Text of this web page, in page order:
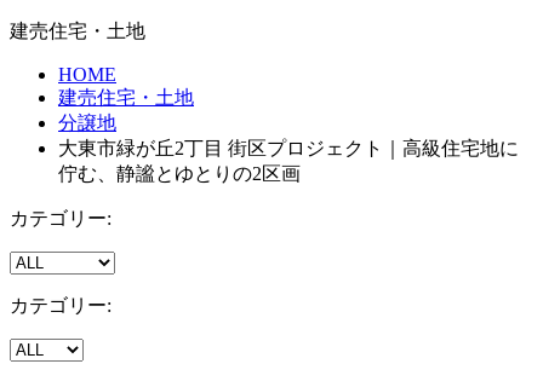
建売住宅・土地
HOME
建売住宅・土地
分譲地
大東市緑が丘2丁目 街区プロジェクト｜高級住宅地に
佇む、静謐とゆとりの2区画
カテゴリー:
カテゴリー: